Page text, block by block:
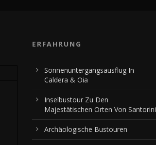
ERFAHRUNG
Sonnenuntergangsausflug In
Caldera & Oia
Inselbustour Zu Den
Majestätischen Orten Von Santorini
Archäologische Bustouren